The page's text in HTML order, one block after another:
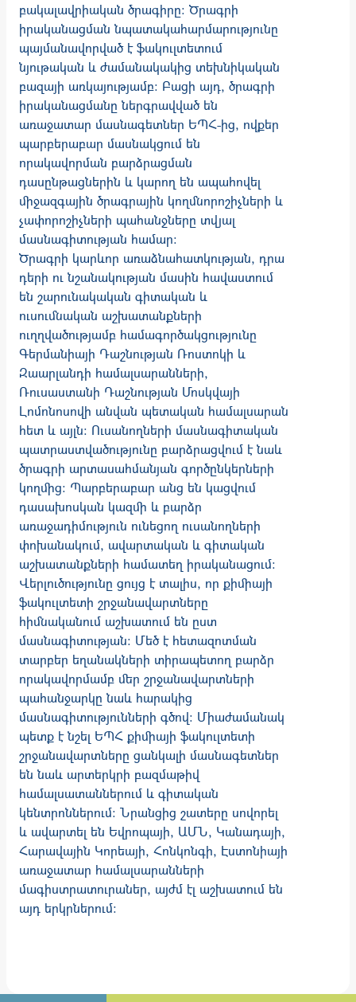
բակալավրիական ծրագիրը: Ծրագրի
իրականացման նպատակահարմարությունը
պայմանավորված է ֆակուլտետում
նյութական և ժամանակակից տեխնիկական
բազայի առկայությամբ: Բացի այդ, ծրագրի
իրականացմանը ներգրավված են
առաջատար մասնագետներ ԵՊՀ-ից, ովքեր
պարբերաբար մասնակցում են
որակավորման բարձրացման
դասընթացներին և կարող են ապահովել
միջազգային ծրագրային կողմնորոշիչների և
չափորոշիչների պահանջները տվյալ
մասնագիտության համար։
Ծրագրի կարևոր առաձնահատկության, դրա
դերի ու նշանակության մասին հավաստում
են շարունակական գիտական և
ուսումնական աշխատանքների
ուղղվածությամբ համագործակցությունը
Գերմանիայի Դաշնության Ռոստոկի և
Զաարլանդի համալսարանների,
Ռուսաստանի Դաշնության Մոսկվայի
Լոմոնոսովի անվան պետական համալսարան
հետ և այլն: Ուսանողների մասնագիտական
պատրաստվածությունը բարձրացվում է նաև
ծրագրի արտասահմանյան գործընկերների
կողմից: Պարբերաբար անց են կացվում
դասախոսկան կազմի և բարձր
առաջադիմություն ունեցող ուսանողների
փոխանակում, ավարտական և գիտական
աշխատանքների համատեղ իրականացում:
Վերլուծությունը ցույց է տալիս, որ քիմիայի
ֆակուլտետի շրջանավարտները
հիմնականում աշխատում են ըստ
մասնագիտության: Մեծ է հետազոտման
տարբեր եղանակների տիրապետող բարձր
որակավորմամբ մեր շրջանավարտների
պահանջարկը նաև հարակից
մասնագիտությունների գծով: Միաժամանակ
պետք է նշել ԵՊՀ քիմիայի ֆակուլտետի
շրջանավարտները ցանկալի մասնագետներ
են նաև արտերկրի բազմաթիվ
համալսատաններում և գիտական
կենտրոններում: Նրանցից շատերը սովորել
և ավարտել են Եվրոպայի, ԱՄՆ, Կանադայի,
Հարավային Կորեայի, Հոնկոնգի, Էստոնիայի
առաջատար համալսարանների
մագիստրատուրաներ, այժմ էլ աշխատում են
այդ երկրներում: